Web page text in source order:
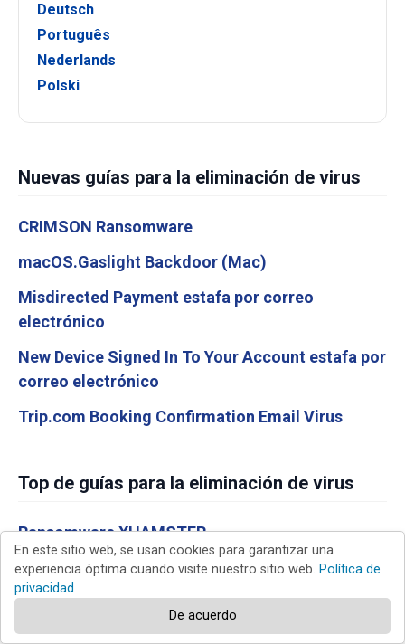
Deutsch
Português
Nederlands
Polski
Nuevas guías para la eliminación de virus
CRIMSON Ransomware
macOS.Gaslight Backdoor (Mac)
Misdirected Payment estafa por correo
electrónico
New Device Signed In To Your Account estafa por
correo electrónico
Trip.com Booking Confirmation Email Virus
Top de guías para la eliminación de virus
Ransomware XHAMSTER
Software publicitario Dolphin Deals
Virus COM Surrogate
Virus Y2mate.com
En este sitio web, se usan cookies para garantizar una
experiencia óptima cuando visite nuestro sitio web. Política de
privacidad
De acuerdo